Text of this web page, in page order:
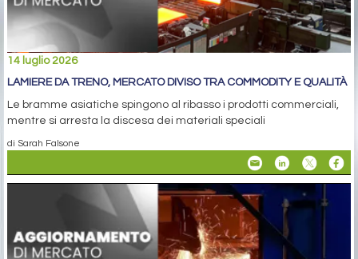
14 luglio 2026
LAMIERE DA TRENO, MERCATO DIVISO TRA COMMODITY E QUALITÀ
Le bramme asiatiche spingono al ribasso i prodotti commerciali,
mentre si arresta la discesa dei materiali speciali
di Sarah Falsone